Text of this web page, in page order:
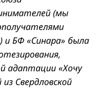
(мы
и БФ «Синара» была
адаптации «Хочу
Свердловской